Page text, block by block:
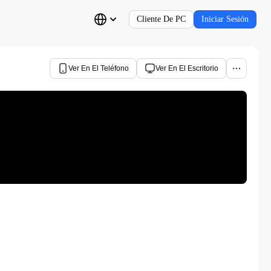
Cliente De PC Iniciar Sesión
Ver En El Teléfono Ver En El Escritorio